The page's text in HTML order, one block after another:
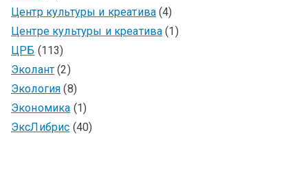
Центр культуры и креатива (4)
Центре культуры и креатива (1)
ЦРБ (113)
Эколант (2)
Экология (8)
Экономика (1)
ЭксЛибрис (40)